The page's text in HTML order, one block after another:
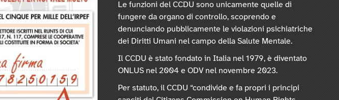
Le funzioni del CCDU sono unicamente quelle di
fungere da organo di controllo, scoprendo e
denunciando pubblicamente le violazioni psichiatriche
dei Diritti Umani nel campo della Salute Mentale.
Il CCDU è stato fondato in Italia nel 1979, è diventato
ONLUS nel 2004 e ODV nel novembre 2023.
Per statuto, il CCDU “condivide e fa propri i principi